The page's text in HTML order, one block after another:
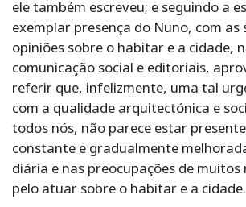
ele também escreveu; e seguindo a
exemplar presença do Nuno, com as
opiniões sobre o habitar e a cidade,
comunicação social e editoriais,
referir que, infelizmente, uma tal
com a qualidade arquitectónica e
todos nós, não parece estar
constante e gradualmente
diária e nas preocupações de muitos
pelo atuar sobre o habitar e a cidade.